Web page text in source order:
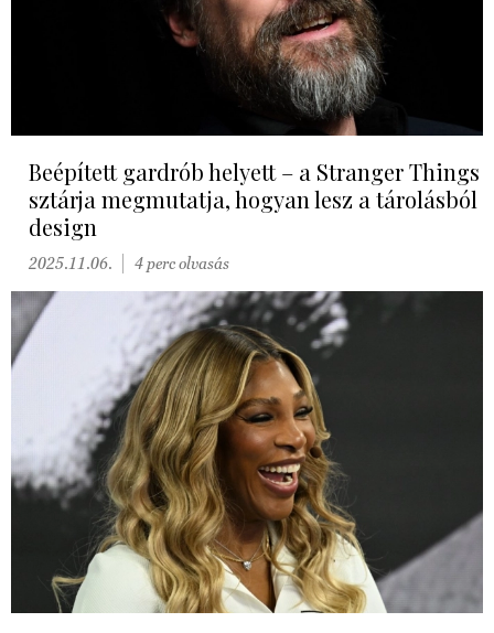
Beépített gardrób helyett – a Stranger Things
sztárja megmutatja, hogyan lesz a tárolásból
design
2025.11.06. 4 perc olvasás